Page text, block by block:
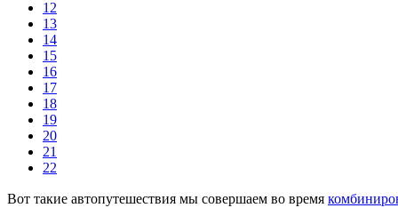
12
13
14
15
16
17
18
19
20
21
22
Вот такие автопутешествия мы совершаем во время